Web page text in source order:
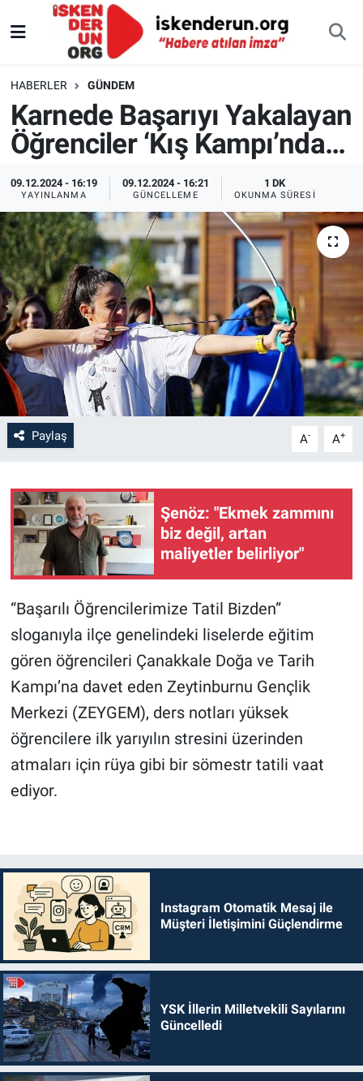
HABERLER GÜNDEM
Karnede Başarıyı Yakalayan
Öğrenciler ‘Kış Kampı’nda…
09.12.2024 - 16:19
YAYINLANMA
09.12.2024 - 16:21
GÜNCELLEME
1 DK
OKUNMA SÜRESI
Paylaş A- A+
Şenöz: "Ekmek zammını
biz değil, artan
maliyetler belirliyor"
“Başarılı Öğrencilerimize Tatil Bizden”
sloganıyla ilçe genelindeki liselerde eğitim
gören öğrencileri Çanakkale Doğa ve Tarih
Kampı’na davet eden Zeytinburnu Gençlik
Merkezi (ZEYGEM), ders notları yüksek
öğrencilere ilk yarıyılın stresini üzerinden
atmaları için rüya gibi bir sömestr tatili vaat
ediyor.
Instagram Otomatik Mesaj ile
Müşteri İletişimini Güçlendirme
YSK İllerin Milletvekili Sayılarını
Güncelledi